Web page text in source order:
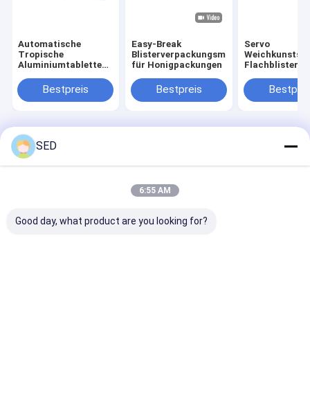
Automatische
Tropische
Aluminiumtablette
140 Blasen/Min.
Bestpreis
Easy-Break
Blisterverpackungsmaschine
für Honigpackungen
Bestpreis
Servo
Fabrik.Copyright © 2026 Hangzhou SED Imp. And Exp. Co., Ltd.. All
Rights Reserved.
SED
6:55 AM
Good day, what product are you looking for?